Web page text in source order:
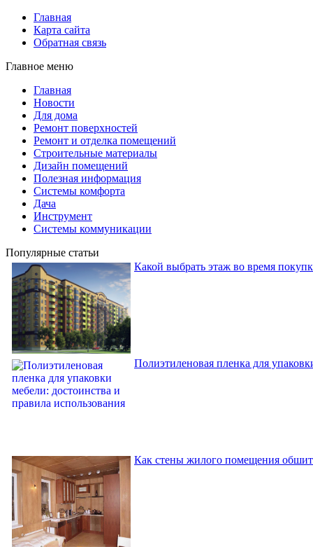
Главная
Карта сайта
Обратная связь
Главное меню
Главная
Новости
Для дома
Ремонт поверхностей
Ремонт и отделка помещений
Строительные материалы
Дизайн помещений
Полезная информация
Системы комфорта
Дача
Инструмент
Системы коммуникации
Популярные статьи
Какой выбрать этаж во время
Полиэтиленовая пленка для
Как стены жилого помещения